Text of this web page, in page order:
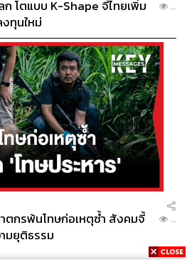
ก โตแบบ K-Shape จี้ไทยเพิ่ม
ทุนใหม่
...
ตกรพ้นโทษก่อเหตุซ้ำ สังคมจี้
มยุติธรรม
...